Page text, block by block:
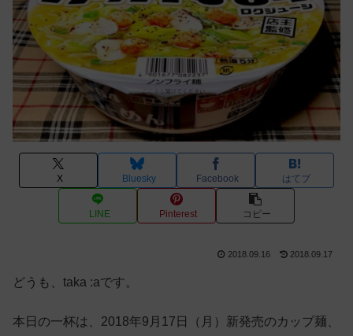
X Bluesky Facebook はてブ
LINE Pinterest コピー
2018.09.16 2018.09.17
どうも、taka :aです。
本日の一杯は、2018年9月17日（月）新発売のカップ麺、